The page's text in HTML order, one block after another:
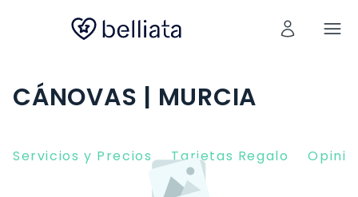
CÁNOVAS | MURCIA
Servicios y Precios Tarjetas Regalo